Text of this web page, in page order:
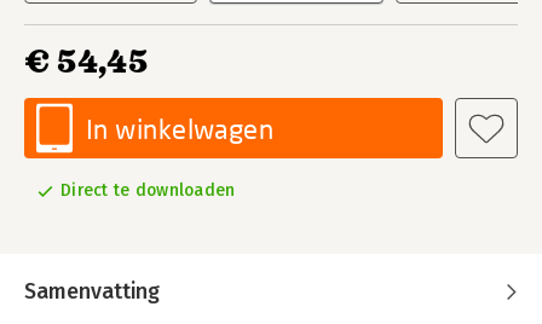
€ 54,45
In winkelwagen
Direct te downloaden
Samenvatting